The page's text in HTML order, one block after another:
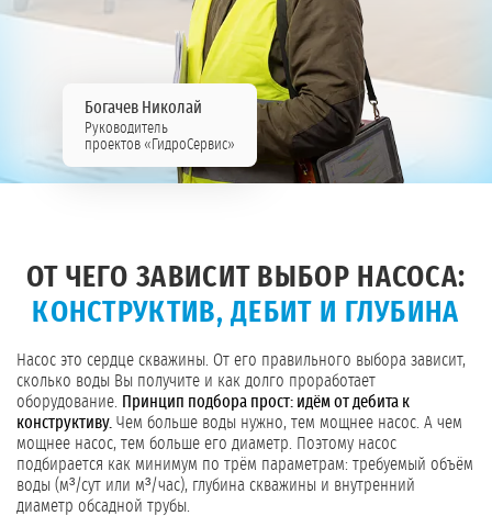
Богачев Николай
Руководитель
проектов «ГидроСервис»
ОТ ЧЕГО ЗАВИСИТ ВЫБОР НАСОСА:
КОНСТРУКТИВ, ДЕБИТ И ГЛУБИНА
Насос это сердце скважины. От его правильного выбора зависит,
сколько воды Вы получите и как долго проработает
оборудование. Принцип подбора прост: идём от дебита к
конструктиву. Чем больше воды нужно, тем мощнее насос. А чем
мощнее насос, тем больше его диаметр. Поэтому насос
подбирается как минимум по трём параметрам: требуемый объём
воды (м³/сут или м³/час), глубина скважины и внутренний
диаметр обсадной трубы.